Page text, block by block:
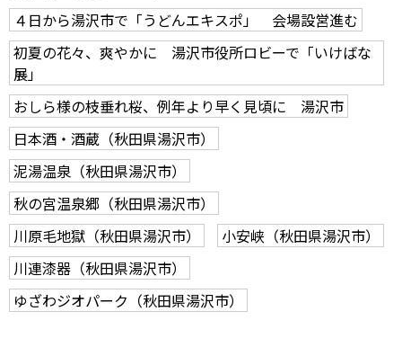
４日から湯沢市で「うどんエキスポ」 会場設営進む
初夏の花々、爽やかに 湯沢市役所ロビーで「いけばな
展」
おしら様の枝垂れ桜、例年より早く見頃に 湯沢市
日本酒・酒蔵（秋田県湯沢市）
泥湯温泉（秋田県湯沢市）
秋の宮温泉郷（秋田県湯沢市）
川原毛地獄（秋田県湯沢市）
小安峡（秋田県湯沢市）
川連漆器（秋田県湯沢市）
ゆざわジオパーク（秋田県湯沢市）